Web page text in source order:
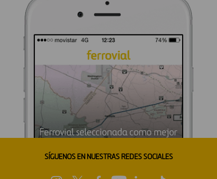
SÍGUENOS EN NUESTRAS REDES SOCIALES